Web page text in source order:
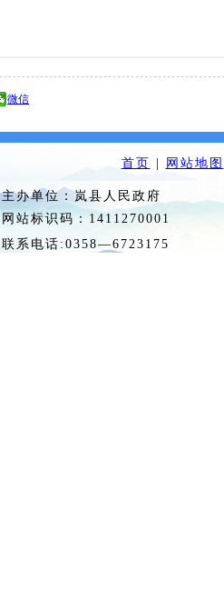
微信
首页 网站地图
主办单位：岚县人民政府
网站标识码：
联系电话